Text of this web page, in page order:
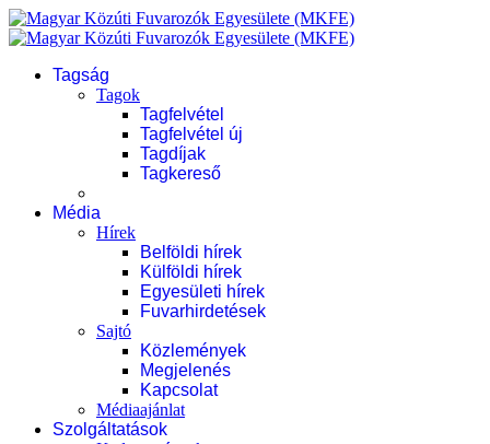
Tagság
Tagok
Tagfelvétel
Tagfelvétel új
Tagdíjak
Tagkereső
Média
Hírek
Belföldi hírek
Külföldi hírek
Egyesületi hírek
Fuvarhirdetések
Sajtó
Közlemények
Megjelenés
Kapcsolat
Médiaajánlat
Szolgáltatások